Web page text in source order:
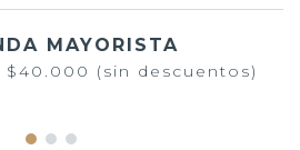
MAYORISTA
$40.000 (sin descuentos)